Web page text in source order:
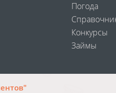
Погода
Конкурсы
Займы